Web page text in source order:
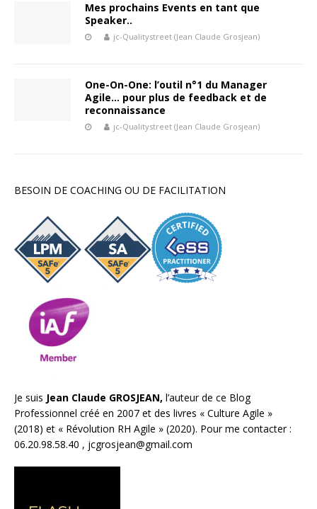
Mes prochains Events en tant que
Speaker..
jc-Qualitystreet (Jean Claude Grosjean)
One-On-One: l’outil n°1 du Manager
Agile… pour plus de feedback et de
reconnaissance
jc-Qualitystreet (Jean Claude Grosjean)
BESOIN DE COACHING OU DE FACILITATION
Je suis Jean Claude GROSJEAN, l’auteur de ce Blog
Professionnel créé en 2007 et des livres « Culture Agile »
(2018) et « Révolution RH Agile » (2020). Pour me contacter :
06.20.98.58.40 , jcgrosjean@gmail.com